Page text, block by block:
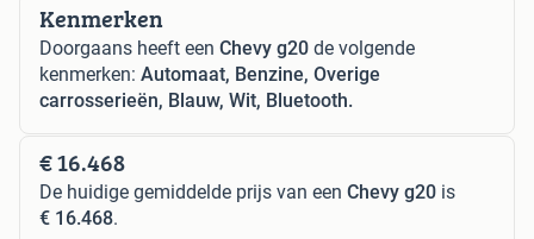
Kenmerken
Doorgaans heeft een Chevy g20 de volgende
kenmerken: Automaat, Benzine, Overige
carrosserieën, Blauw, Wit, Bluetooth.
€ 16.468
De huidige gemiddelde prijs van een Chevy g20 is
€ 16.468.